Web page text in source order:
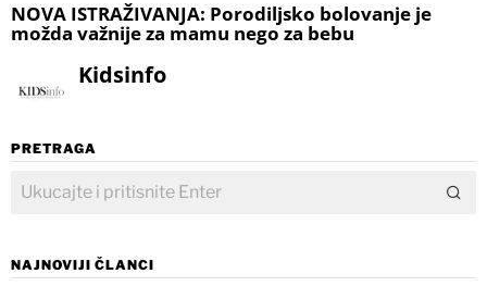
NOVA ISTRAŽIVANJA: Porodiljsko bolovanje je
možda važnije za mamu nego za bebu
Kidsinfo
PRETRAGA
NAJNOVIJI ČLANCI